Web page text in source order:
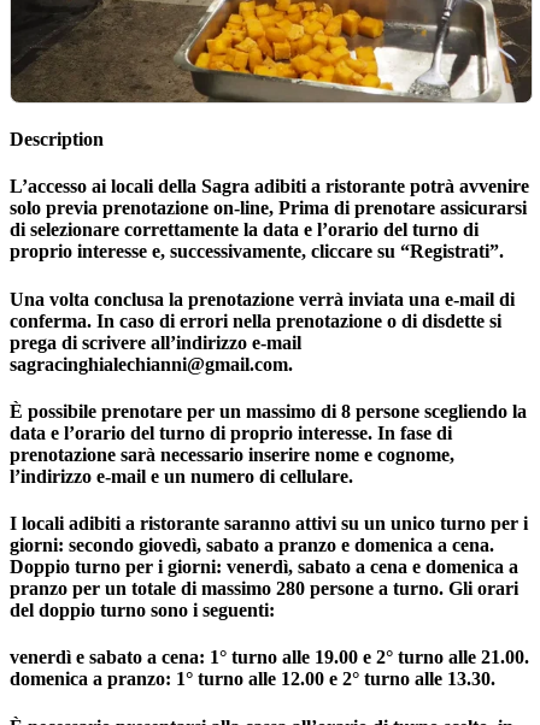
Description
L’accesso ai locali della Sagra adibiti a ristorante potrà avvenire
solo previa prenotazione on-line, Prima di prenotare assicurarsi
di selezionare correttamente la data e l’orario del turno di
proprio interesse e, successivamente, cliccare su “Registrati”.
Una volta conclusa la prenotazione verrà inviata una e-mail di
conferma. In caso di errori nella prenotazione o di disdette si
prega di scrivere all’indirizzo e-mail
sagracinghialechianni@gmail.com.
È possibile prenotare per un massimo di 8 persone scegliendo la
data e l’orario del turno di proprio interesse. In fase di
prenotazione sarà necessario inserire nome e cognome,
l’indirizzo e-mail e un numero di cellulare.
I locali adibiti a ristorante saranno attivi su un unico turno per i
giorni: secondo giovedì, sabato a pranzo e domenica a cena.
Doppio turno per i giorni: venerdì, sabato a cena e domenica a
pranzo per un totale di massimo 280 persone a turno. Gli orari
del doppio turno sono i seguenti:
venerdì e sabato a cena: 1° turno alle 19.00 e 2° turno alle 21.00.
domenica a pranzo: 1° turno alle 12.00 e 2° turno alle 13.30.